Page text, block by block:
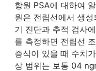
항원 PSA에 대하여
원은 전립선에서 생
기 진단과 추적 검사
를 측정하면 전립선
증식이 있을 때 수치
상 범위는 보통 04